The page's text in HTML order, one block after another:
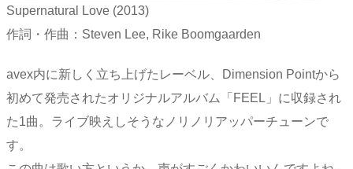
Supernatural Love (2013)
作詞・作曲：Steven Lee, Rike Boomgaarden
avex内に新しく立ち上げたレーベル、Dimension Pointから
初めて発売されたオリジナルアルバム「FEEL」に収録され
た1曲。ライブ映えしそうなノリノリアッパーチューンで
す。